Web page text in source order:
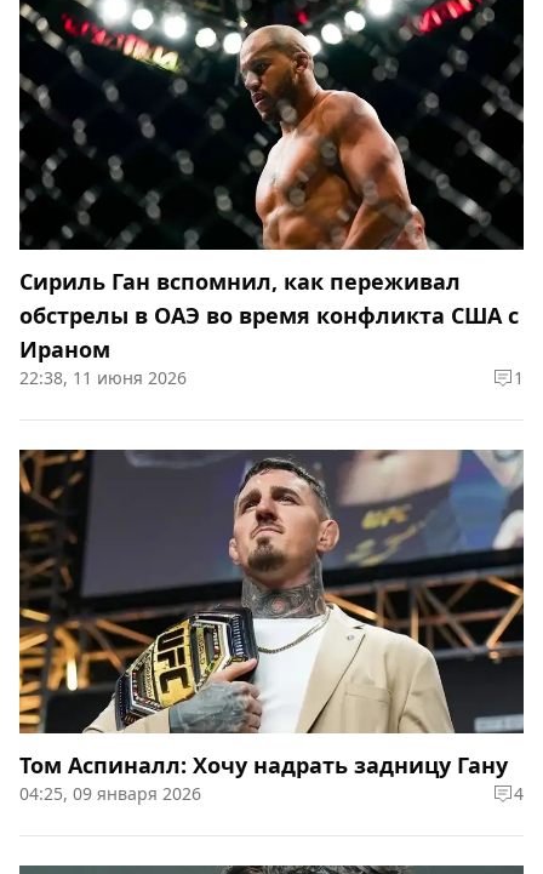
Сириль Ган вспомнил, как переживал
обстрелы в ОАЭ во время конфликта США с
Ираном
22:38, 11 июня 2026 1
Том Аспиналл: Хочу надрать задницу Гану
04:25, 09 января 2026 4